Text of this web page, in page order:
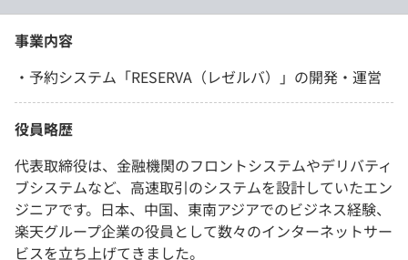
事業内容
・予約システム「RESERVA（レゼルバ）」の開発・運営
役員略歴
代表取締役は、金融機関のフロントシステムやデリバティ
ブシステムなど、高速取引のシステムを設計していたエン
ジニアです。日本、中国、東南アジアでのビジネス経験、
楽天グループ企業の役員として数々のインターネットサー
ビスを立ち上げてきました。